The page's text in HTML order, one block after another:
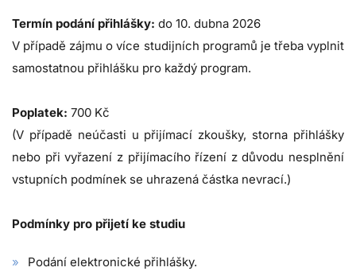
Termín podání přihlášky: do 10. dubna 2026
V případě zájmu o více studijních programů je třeba vyplnit
samostatnou přihlášku pro každý program.
Poplatek: 700 Kč
(V případě neúčasti u přijímací zkoušky, storna přihlášky
nebo při vyřazení z přijímacího řízení z důvodu nesplnění
vstupních podmínek se uhrazená částka nevrací.)
Podmínky pro přijetí ke studiu
Podání elektronické přihlášky.